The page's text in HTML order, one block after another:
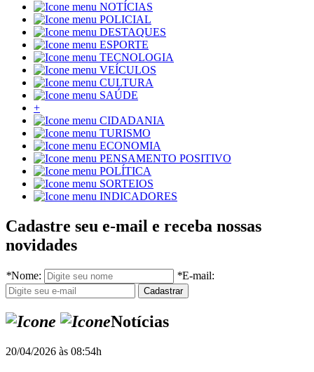
NOTÍCIAS
POLICIAL
DESTAQUES
ESPORTE
TECNOLOGIA
VEÍCULOS
CULTURA
SAÚDE
+
CIDADANIA
TURISMO
ECONOMIA
PENSAMENTO POSITIVO
POLÍTICA
SORTEIOS
INDICADORES
Cadastre seu e-mail e receba nossas
novidades
*Nome: *E-mail:
Notícias
20/04/2026 às 08:54h